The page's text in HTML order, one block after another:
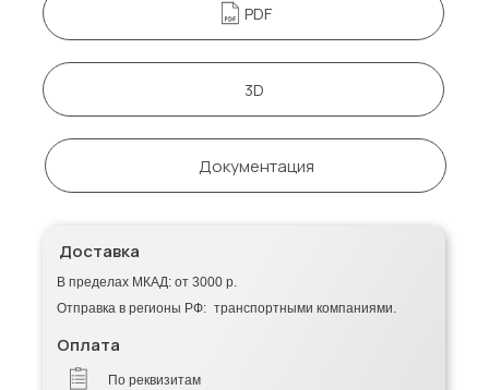
По реквизитам
Оплата
Доставка
В пределах МКАД: от 3000 р.
Отправка в регионы РФ: транспортными компаниями.
PDF
3D
Документация